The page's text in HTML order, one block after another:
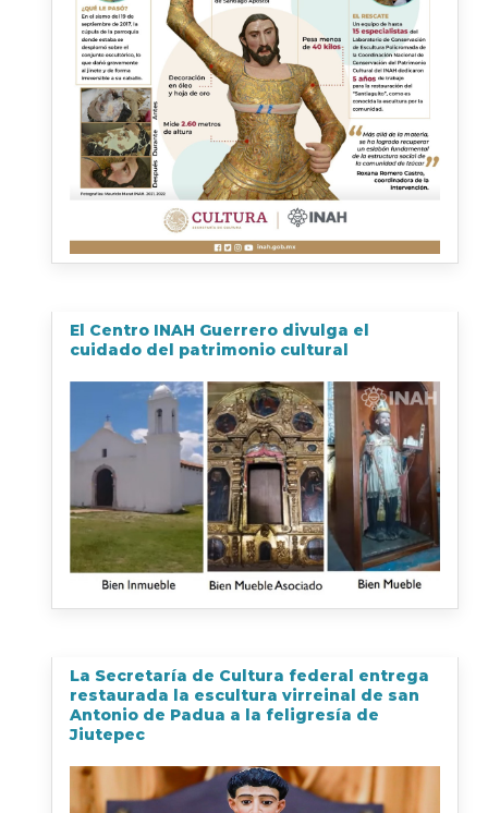
El Centro INAH Guerrero divulga el
cuidado del patrimonio cultural
La Secretaría de Cultura federal entrega
restaurada la escultura virreinal de san
Antonio de Padua a la feligresía de
Jiutepec